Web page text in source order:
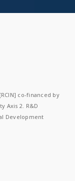
co-financed by
Axis 2. R&D
Development